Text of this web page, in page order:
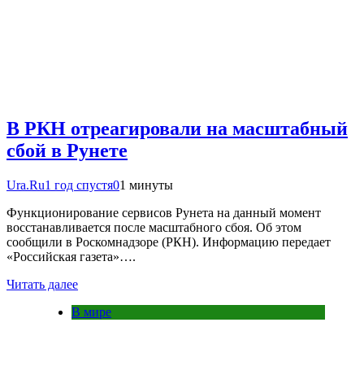
В РКН отреагировали на масштабный
сбой в Рунете
Ura.Ru1 год спустя01 минуты
Функционирование сервисов Рунета на данный момент
восстанавливается после масштабного сбоя. Об этом
сообщили в Роскомнадзоре (РКН). Информацию передает
«Российская газета»….
Читать далее
В мире